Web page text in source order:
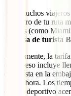
Para muchos
Si dentro de tu ruta
Unidos (como
visa de turista
Actualmente, la
el proceso incluye
entrevista en la
última hora. Los
evento deportivo